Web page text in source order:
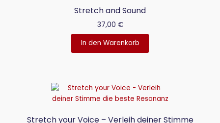
Stretch and Sound
37,00 €
In den Warenkorb
Stretch your Voice – Verleih deiner Stimme